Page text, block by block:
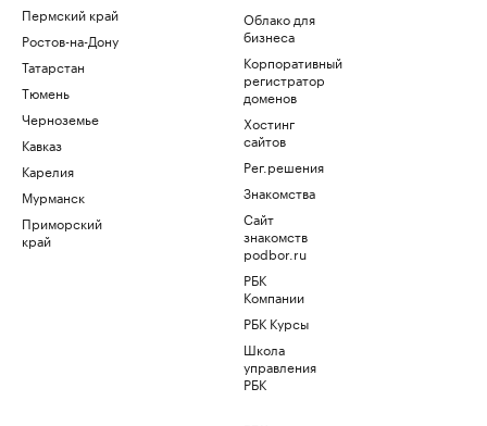
Пермский край
Ростов-на-Дону
Татарстан
Тюмень
Черноземье
Кавказ
Карелия
Мурманск
Приморский
край
Облако для
бизнеса
Корпоративный
регистратор
доменов
Хостинг
сайтов
Рег.решения
Знакомства
Сайт
знакомств
podbor.ru
РБК
Компании
РБК Курсы
Школа
управления
РБК